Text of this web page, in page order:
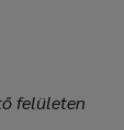
felületen